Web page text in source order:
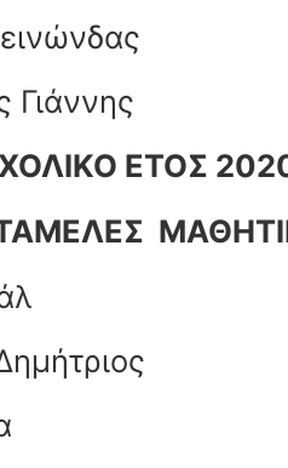
Γιάννης
ΕΤΟΣ